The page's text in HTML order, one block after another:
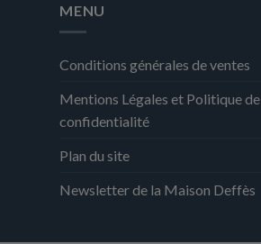
MENU
Conditions générales de ventes
Mentions Légales et Politique de
confidentialité
Plan du site
Newsletter de la Maison Deffès